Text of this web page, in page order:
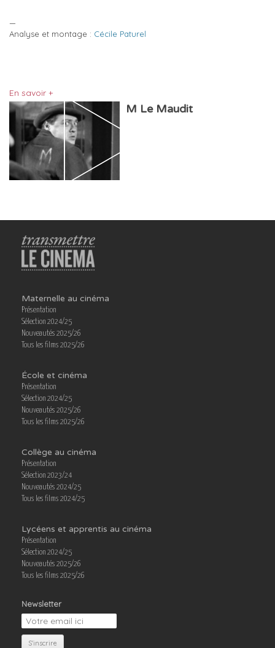
—
Analyse et montage : Cécile Paturel
En savoir +
M Le Maudit
Maternelle au cinéma
Présentation
Sélection 2024/25
Nouveautés 2025/26
Tous les films 2025/26
École et cinéma
Présentation
Sélection 2024/25
Nouveautés 2025/26
Tous les films 2025/26
Collège au cinéma
Présentation
Sélection 2023/24
Nouveautés 2024/25
Tous les films 2024/25
Lycéens et apprentis au cinéma
Présentation
Sélection 2024/25
Nouveautés 2025/26
Tous les films 2025/26
Newsletter